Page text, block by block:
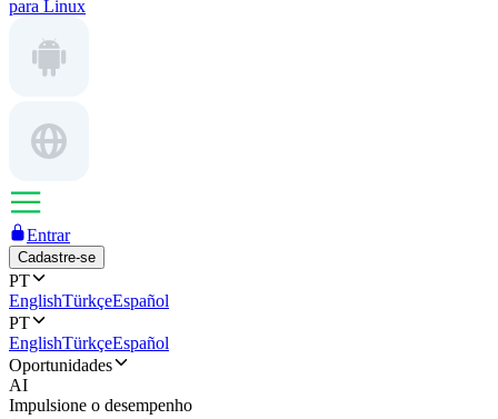
para Linux
Entrar
Cadastre-se
PT
EnglishTürkçeEspañol
PT
EnglishTürkçeEspañol
Oportunidades
AI
Impulsione o desempenho